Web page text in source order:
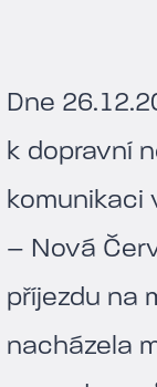
Dne
k dopravní
komunikaci
– Nová
příjezdu na
nacházela